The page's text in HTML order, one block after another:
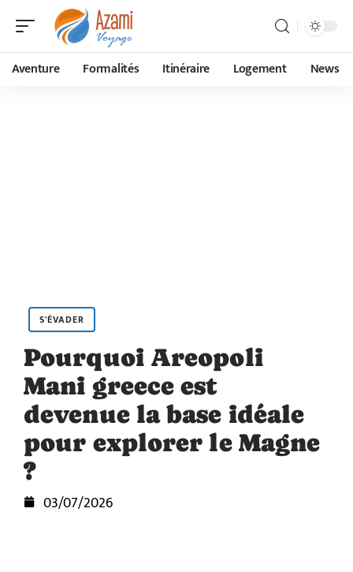
Aventure Formalités Itinéraire Logement News
S'ÉVADER
Pourquoi Areopoli
Mani greece est
devenue la base idéale
pour explorer le Magne
?
03/07/2026